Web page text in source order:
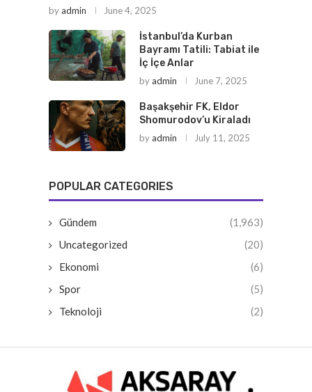
byadmin June 4, 2025
İstanbul’da Kurban
Bayramı Tatili: Tabiat ile
İç İçe Anlar
byadmin June 7, 2025
Başakşehir FK, Eldor
Shomurodov’u Kiraladı
byadmin July 11, 2025
POPULAR CATEGORIES
Gündem
(1,963)
Uncategorized
(20)
Ekonomi
(6)
Spor
(5)
Teknoloji
(2)